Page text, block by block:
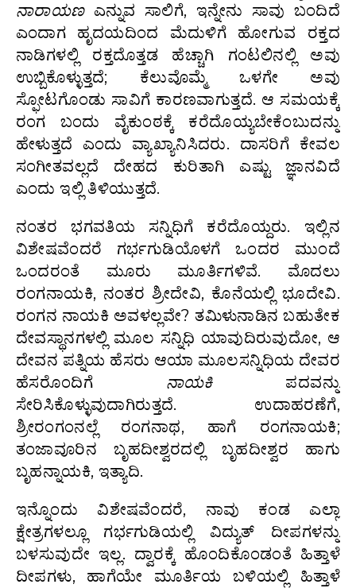
ನಾರಾಯಣ ಎನ್ನುವ ಸಾಲಿಗೆ, ಇನ್ನೇನು ಸಾವು ಬಂದಿದೆ
ಎಂದಾಗ ಹೃದಯದಿಂದ ಮೆದುಳಿಗೆ ಹೋಗುವ ರಕ್ತದ
ನಾಡಿಗಳಲ್ಲಿ ರಕ್ತದೊತ್ತಡ ಹೆಚ್ಚಾಗಿ ಗಂಟಲಿನಲ್ಲಿ ಅವು
ಉಬ್ಬಿಕೊಳ್ಳುತ್ತದೆ; ಕೆಲುವೊಮ್ಮೆ ಒಳಗೇ ಅವು
ಸ್ಫೋಟಗೊಂಡು ಸಾವಿಗೆ ಕಾರಣವಾಗುತ್ತದೆ. ಆ ಸಮಯಕ್ಕೆ
ರಂಗ ಬಂದು ವೈಕುಂಠಕ್ಕೆ ಕರೆದೊಯ್ಯಬೇಕೆಂಬುದನ್ನು
ಹೇಳುತ್ತದೆ ಎಂದು ವ್ಯಾಖ್ಯಾನಿಸಿದರು. ದಾಸರಿಗೆ ಕೇವಲ
ಸಂಗೀತವಲ್ಲದೆ ದೇಹದ ಕುರಿತಾಗಿ ಎಷ್ಟು ಜ್ಞಾನವಿದೆ
ಎಂದು ಇಲ್ಲಿ ತಿಳಿಯುತ್ತದೆ.
ನಂತರ ಭಗವತಿಯ ಸನ್ನಿಧಿಗೆ ಕರೆದೊಯ್ದರು. ಇಲ್ಲಿನ
ವಿಶೇಷವೆಂದರೆ ಗರ್ಭಗುಡಿಯೊಳಗೆ ಒಂದರ ಮುಂದೆ
ಒಂದರಂತೆ ಮೂರು ಮೂರ್ತಿಗಳಿವೆ. ಮೊದಲು
ರಂಗನಾಯಕಿ, ನಂತರ ಶ್ರೀದೇವಿ, ಕೊನೆಯಲ್ಲಿ ಭೂದೇವಿ.
ರಂಗನ ನಾಯಕಿ ಅವಳಲ್ಲವೇ? ತಮಿಳುನಾಡಿನ ಬಹುತೇಕ
ದೇವಸ್ಥಾನಗಳಲ್ಲಿ ಮೂಲ ಸನ್ನಿಧಿ ಯಾವುದಿರುವುದೋ, ಆ
ದೇವನ ಪತ್ನಿಯ ಹೆಸರು ಆಯಾ ಮೂಲಸನ್ನಿಧಿಯ ದೇವರ
ಹೆಸರೊಂದಿಗೆ ನಾಯಕಿ ಪದವನ್ನು
ಸೇರಿಸಿಕೊಳ್ಳುವುದಾಗಿರುತ್ತದೆ. ಉದಾಹರಣೆಗೆ,
ಶ್ರೀರಂಗಂನಲ್ಲೆ ರಂಗನಾಥ, ಹಾಗೆ ರಂಗನಾಯಕಿ;
ತಂಜಾವೂರಿನ ಬೃಹದೀಶ್ವರದಲ್ಲಿ ಬೃಹದೀಶ್ವರ ಹಾಗು
ಬೃಹನ್ನಾಯಕಿ, ಇತ್ಯಾದಿ.
ಇನ್ನೊಂದು ವಿಶೇಷವೆಂದರೆ, ನಾವು ಕಂಡ ಎಲ್ಲಾ
ಕ್ಷೇತ್ರಗಳಲ್ಲೂ ಗರ್ಭಗುಡಿಯಲ್ಲಿ ವಿದ್ಯುತ್‌ ದೀಪಗಳನ್ನು
ಬಳಸುವುದೇ ಇಲ್ಲ. ದ್ವಾರಕ್ಕೆ ಹೊಂದಿಕೊಂಡಂತೆ ಹಿತ್ತಾಳೆ
ದೀಪಗಳು, ಹಾಗೆಯೇ ಮೂರ್ತಿಯ ಬಳಿಯಲ್ಲಿ ಹಿತ್ತಾಳೆ